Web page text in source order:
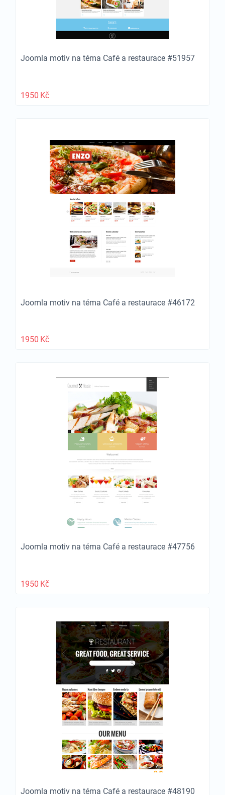
Joomla motiv na téma Café a restaurace #51957
1950 Kč
Joomla motiv na téma Café a restaurace #46172
1950 Kč
Joomla motiv na téma Café a restaurace #47756
1950 Kč
Joomla motiv na téma Café a restaurace #48190